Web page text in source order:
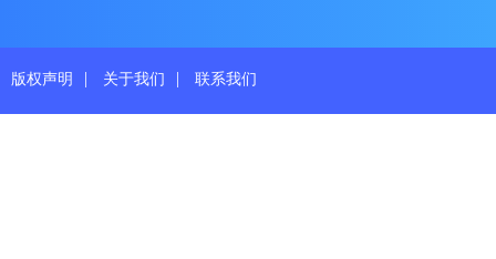
版权声明 | 关于我们 | 联系我们